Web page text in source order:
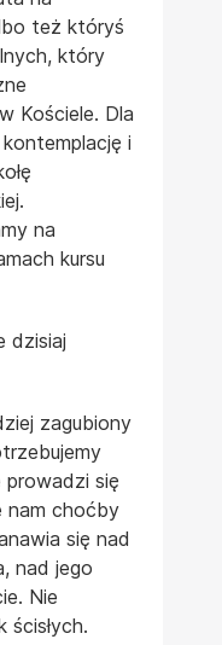
też któryś
który
Kościele. Dla
i
na
kursu
dzisiaj
zagubiony
prowadzi się
nam choćby
się nad
nad jego
Nie
ścisłych.